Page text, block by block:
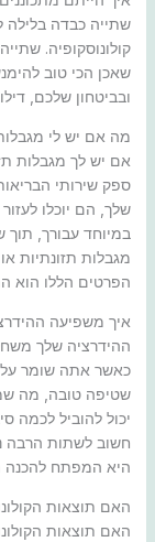
שתייה כבדה בלילה
קולונוסקופיה.
שאכן הכי טוב
ובביטחון שלכם,
מה אם יש לי
אם יש לך מגבלות
ספק שירותי
שלך, הם יוכלו
במיוחד עבורך, תוך
מגבלות תזונתיות
הפרטים הללו הוא
איך משפיעה
ההידרציה שלך
כאשר אתה שומר על
שטיפה טובה, מה
יכול להוביל לכמה
חשוב לשתות הרבה
היא המפתח להכנה
האם תוצאות
האם תוצאות